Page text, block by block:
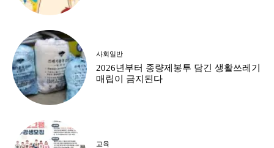
사회일반
2026년부터 종량제봉투 담긴 생활쓰레기
매립이 금지된다
교육